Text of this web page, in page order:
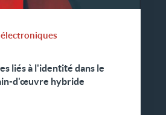
liés à l'identité dans le
d'œuvre hybride